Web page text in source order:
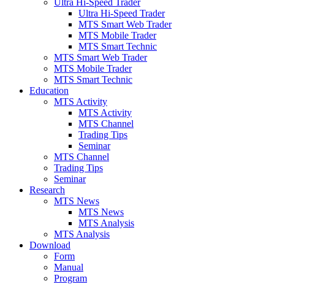
Ultra Hi-Speed Trader
Ultra Hi-Speed Trader
MTS Smart Web Trader
MTS Mobile Trader
MTS Smart Technic
MTS Smart Web Trader
MTS Mobile Trader
MTS Smart Technic
Education
MTS Activity
MTS Activity
MTS Channel
Trading Tips
Seminar
MTS Channel
Trading Tips
Seminar
Research
MTS News
MTS News
MTS Analysis
MTS Analysis
Download
Form
Manual
Program